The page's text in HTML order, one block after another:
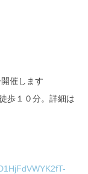
催します
歩１０分。詳細は